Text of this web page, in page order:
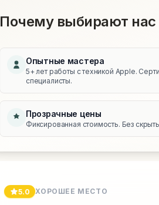
Почему выбирают нас
Опытные мастера
5+ лет работы с техникой Apple.
специалисты.
Прозрачные цены
Фиксированная стоимость. Без
5.0 ХОРОШЕЕ МЕСТО